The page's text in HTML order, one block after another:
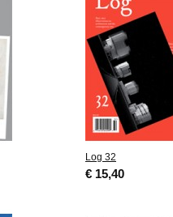
Log 32
€ 15,40